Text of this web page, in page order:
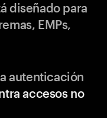
diseñado para
EMPs,
autenticación
accesos no